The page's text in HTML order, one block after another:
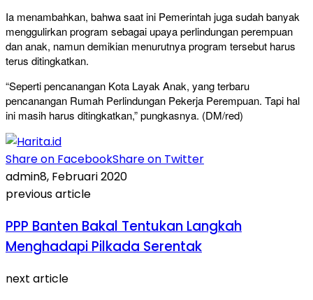
Ia menambahkan, bahwa saat ini Pemerintah juga sudah banyak
menggulirkan program sebagai upaya perlindungan perempuan
dan anak, namun demikian menurutnya program tersebut harus
terus ditingkatkan.
“Seperti pencanangan Kota Layak Anak, yang terbaru
pencanangan Rumah Perlindungan Pekerja Perempuan. Tapi hal
ini masih harus ditingkatkan,” pungkasnya. (DM/red)
Share on FacebookShare on Twitter
admin8, Februari 2020
previous article
PPP Banten Bakal Tentukan Langkah
Menghadapi Pilkada Serentak
next article